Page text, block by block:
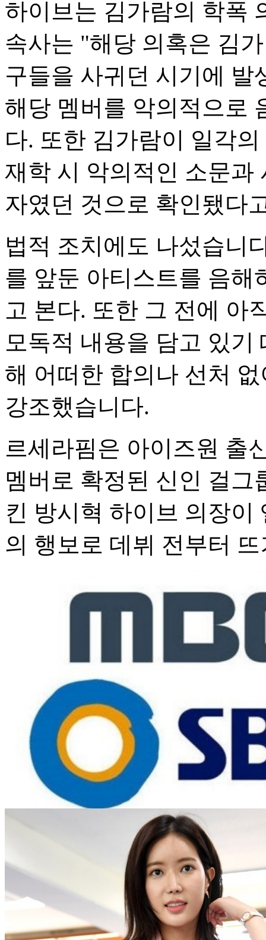
하이브는 김가람의 학폭
속사는 "해당 의혹은 김
구들을 사귀던 시기에 발
해당 멤버를 악의적으로
다. 또한 김가람이 일각
재학 시 악의적인 소문과
자였던 것으로 확인됐다
법적 조치에도 나섰습니
를 앞둔 아티스트를 음해
고 본다. 또한 그 전에 아
모독적 내용을 담고 있기
해 어떠한 합의나 선처
강조했습니다.
르세라핌은 아이즈원 출
멤버로 확정된 신인 걸
킨 방시혁 하이브 의장이
의 행보로 데뷔 전부터